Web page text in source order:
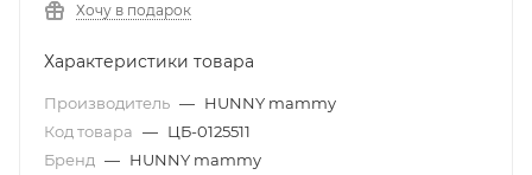
Хочу в подарок
Характеристики товара
Производитель — HUNNY mammy
Код товара — ЦБ-0125511
Бренд — HUNNY mammy